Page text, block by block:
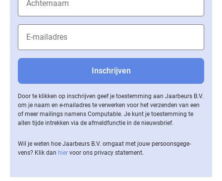
Door te klikken op inschrijven geef je toestemming aan Jaarbeurs B.V.
om je naam en e-mailadres te verwerken voor het verzenden van een
of meer mailings namens Computable. Je kunt je toestemming te
allen tijde intrekken via de af­meld­func­tie in de nieuwsbrief.
Wil je weten hoe Jaarbeurs B.V. omgaat met jouw per­soons­ge­ge­
vens? Klik dan hier voor ons privacy statement.